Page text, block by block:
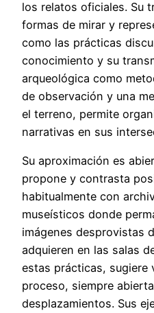
los relatos oficiales. Su
formas de mirar y
como las prácticas
conocimiento y su
arqueológica como
de observación y una
el terreno, permite
narrativas en sus
Su aproximación es
propone y contrasta
habitualmente con
museísticos donde
imágenes desprovistas
adquieren en las salas
estas prácticas, sugiere
proceso, siempre
desplazamientos. Sus